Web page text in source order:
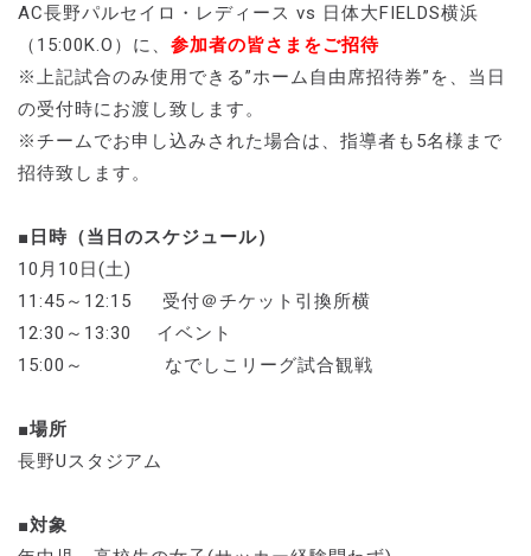
AC長野パルセイロ・レディース vs 日体大FIELDS横浜
（15:00K.O）に、 参加者の皆さまをご招待
※上記試合のみ使用できる”ホーム自由席招待券”を、当日
の受付時にお渡し致します。
※チームでお申し込みされた場合は、指導者も5名様まで
招待致します。
■日時（当日のスケジュール）
10月10日(土)
11:45～12:15 受付＠チケット引換所横
12:30～13:30 イベント
15:00～ なでしこリーグ試合観戦
■場所
長野Uスタジアム
■対象